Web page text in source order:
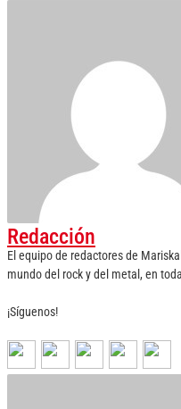
Redacción
El equipo de redactores de
mundo del rock y del metal, en
¡Síguenos!